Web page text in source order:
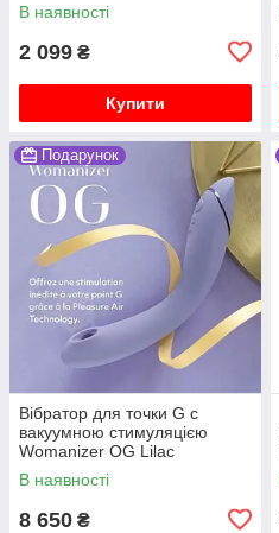
В наявності
2 099 ₴
Купити
Подарунок
Вібратор для точки G c
вакуумною стимуляцією
Womanizer OG Lilac
В наявності
8 650 ₴